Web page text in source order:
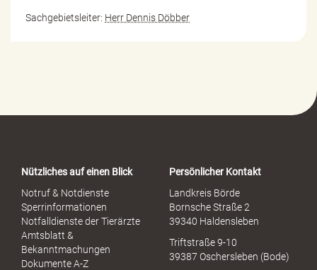
Sachgebietsleiter: Herr Dennis Döbber
Nützliches auf einen Blick
Notruf & Notdienste
Sperrinformationen
Notfalldienste der Tierärzte
Amtsblatt &
Bekanntmachungen
Dokumente A-Z
Persönlicher Kontakt
Landkreis Börde
Bornsche Straße 2
39340 Haldensleben
Triftstraße 9-10
39387 Oschersleben (Bode)